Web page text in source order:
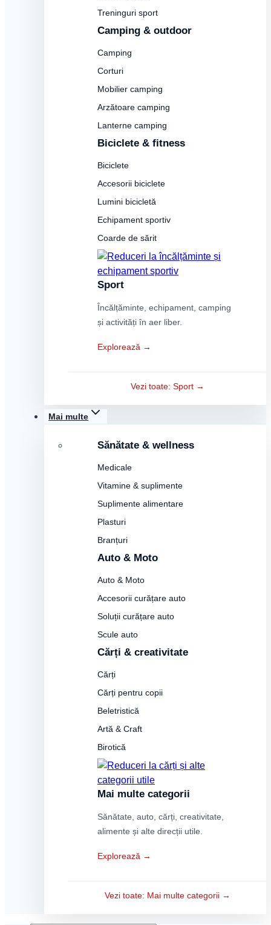
Treninguri sport
Camping & outdoor
Camping
Corturi
Mobilier camping
Arzătoare camping
Lanterne camping
Biciclete & fitness
Biciclete
Accesorii biciclete
Lumini bicicletă
Echipament sportiv
Coarde de sărit
Sport
Încălțăminte, echipament, camping
și activități în aer liber.
Explorează →
Vezi toate: Sport →
Mai multe
Sănătate & wellness
Medicale
Vitamine & suplimente
Suplimente alimentare
Plasturi
Branțuri
Auto & Moto
Auto & Moto
Accesorii curățare auto
Soluții curățare auto
Scule auto
Cărți & creativitate
Cărți
Cărți pentru copii
Beletristică
Artă & Craft
Birotică
Mai multe categorii
Sănătate, auto, cărți, creativitate,
alimente și alte direcții utile.
Explorează →
Vezi toate: Mai multe categorii →